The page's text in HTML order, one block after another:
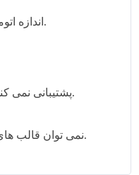
اندازه اتوماتیک پنجره را تغییر می دهد.
از دستور drag-and-drop پشتیبانی نمی کند.
نمی توان قالب های ویدیویی دیگر را پخش کرد.